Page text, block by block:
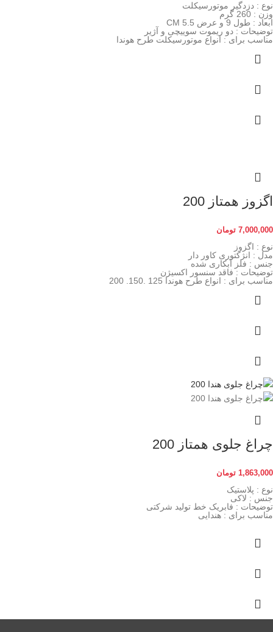
نوع : دزدگیر موتورسیکلت
وزن : 260 گرم
ابعاد : طول 9 و عرض 5.5 CM
توضیحات : دو ریموت سوییچی و آژیر
مناسب برای : انواع موتورسیکلت طرح هوندا
اگزوز همتاز 200
7,000,000 تومان
نوع : اگزوز
مدل : انژکتوری کاور دار
جنس : فلز آبکاری شده
توضیحات : فاقد سنسور اکسیژن
مناسب برای : انواع طرح هوندا 125 .150. 200
چراغ جلوی همتاز 200
1,863,000 تومان
نوع : پلاستیک
جنس : لاکی
توضیحات : فابریک خط تولید شرکتی
مناسب برای : هندایی